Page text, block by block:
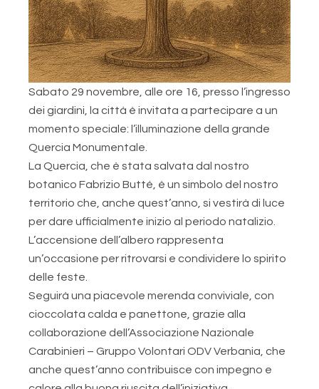
Sabato 29 novembre, alle ore 16, presso l’ingresso
dei giardini, la città è invitata a partecipare a un
momento speciale: l’illuminazione della grande
Quercia Monumentale.
La Quercia, che è stata salvata dal nostro
botanico Fabrizio Butté, è un simbolo del nostro
territorio che, anche quest’anno, si vestirà di luce
per dare ufficialmente inizio al periodo natalizio.
L’accensione dell’albero rappresenta
un’occasione per ritrovarsi e condividere lo spirito
delle feste.
Seguirà una piacevole merenda conviviale, con
cioccolata calda e panettone, grazie alla
collaborazione dell’Associazione Nazionale
Carabinieri – Gruppo Volontari ODV Verbania, che
anche quest’anno contribuisce con impegno e